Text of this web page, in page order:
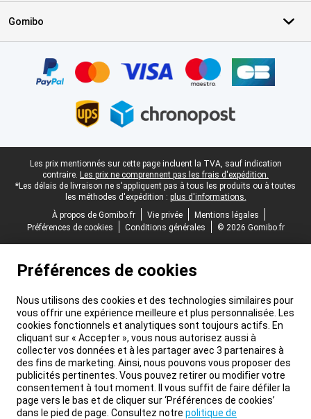
Gomibo
Pied-de-page légal
Les prix mentionnés sur cette page incluent la TVA, sauf indication
contraire. Les prix ne comprennent pas les frais d'expédition.
*Les délais de livraison ne s'appliquent pas à tous les produits ou à toutes
les méthodes d'expédition : plus d'informations.
À propos de Gomibo.fr
Vie privée
Mentions légales
Préférences de cookies
Conditions générales © 2026 Gomibo.fr
Préférences de cookies
Nous utilisons des cookies et des technologies similaires pour
vous offrir une expérience meilleure et plus personnalisée. Les
cookies fonctionnels et analytiques sont toujours actifs. En
cliquant sur « Accepter », vous nous autorisez aussi à
collecter vos données et à les partager avec 3 partenaires à
des fins de marketing. Ainsi, nous pouvons vous proposer des
publicités pertinentes. Vous pouvez retirer ou modifier votre
consentement à tout moment. Il vous suffit de faire défiler la
page vers le bas et de cliquer sur ‘Préférences de cookies’
dans le pied de page. Consultez notre politique de